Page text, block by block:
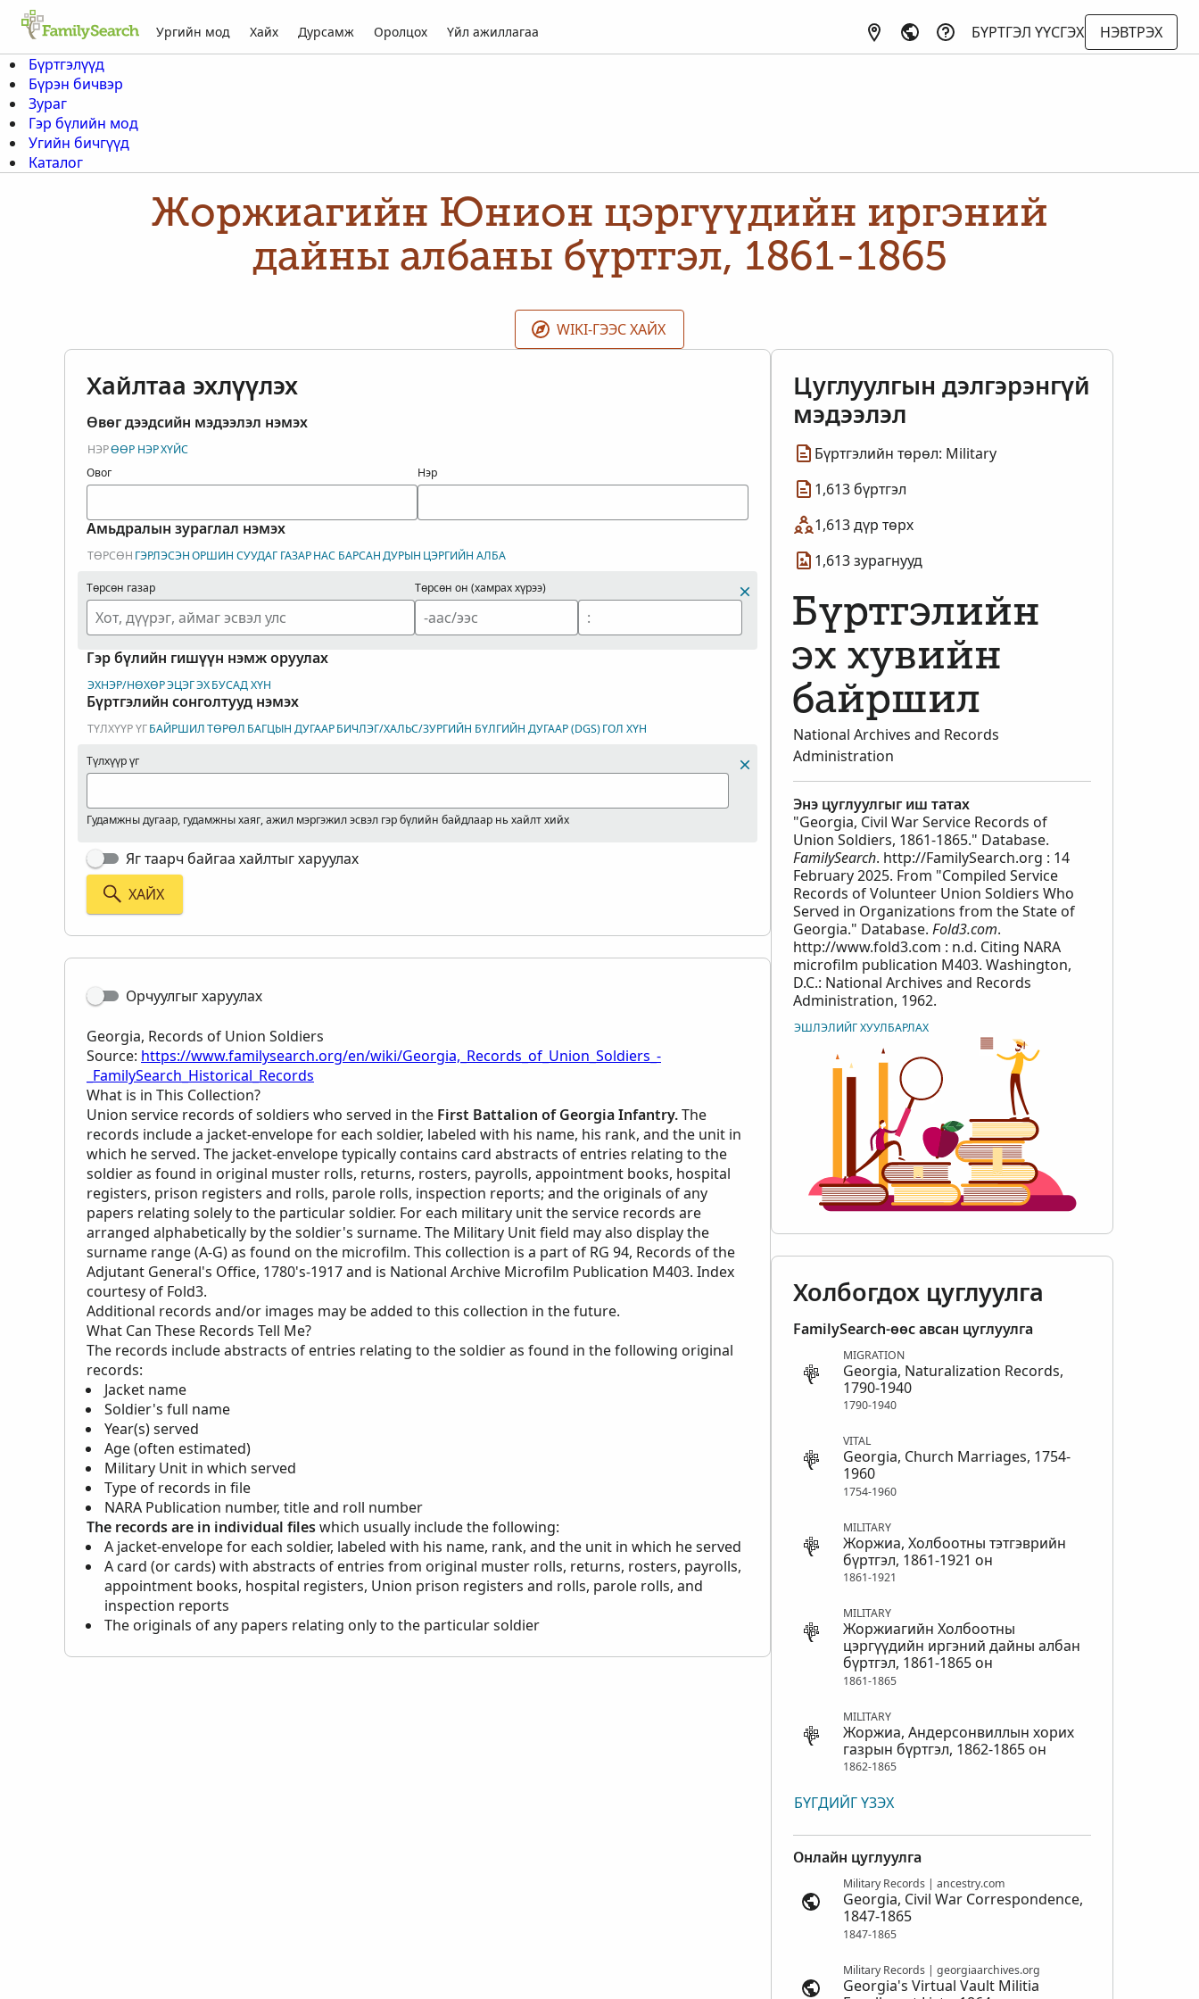
Ургийн мод Хайх Дурсамж Оролцох Үйл ажиллагаа БҮРТГЭЛ ҮҮСГЭХ
НЭВТРЭХ
Бүртгэлүүд
Бүрэн бичвэр
Зураг
Гэр бүлийн мод
Угийн бичгүүд
Каталог
Жоржиагийн Юнион цэргүүдийн иргэний
дайны албаны бүртгэл, 1861-1865
WIKI-ГЭЭС ХАЙХ
Хайлтаа эхлүүлэх
Өвөг дээдсийн мэдээлэл нэмэх
НЭРӨӨР НЭРХҮЙС
Овог
Нэр
Амьдралын зураглал нэмэх
ТӨРСӨН ГЭРЛЭСЭНОРШИН СУУДАГ ГАЗАРНАС БАРСАНДУРЫН ЦЭРГИЙН АЛБА
Төрсөн газар Төрсөн он (хамрах хүрээ)
Гэр бүлийн гишүүн нэмж оруулах
ЭХНЭР/НӨХӨРЭЦЭГЭХБУСАД ХҮН
Бүртгэлийн сонголтууд нэмэх
ТҮЛХҮҮР ҮГБАЙРШИЛТӨРӨЛ БАГЦЫН ДУГААРБИЧЛЭГ/ХАЛЬС/ЗУРГИЙН БҮЛГИЙН ДУГААР (DGS)ГОЛ ХҮН
Түлхүүр үг
Гудамжны дугаар, гудамжны хаяг, ажил мэргэжил эсвэл гэр бүлийн байдлаар нь хайлт хийх
Яг таарч байгаа хайлтыг харуулах
ХАЙХ
Орчуулгыг харуулах
Georgia, Records of Union Soldiers
Source: https://www.familysearch.org/en/wiki/Georgia,_Records_of_Union_Soldiers_-
_FamilySearch_Historical_Records
What is in This Collection?
Union service records of soldiers who served in the First Battalion of Georgia Infantry.The
records include a jacket-envelope for each soldier, labeled with his name, his rank, and the unit in
which he served. The jacket-envelope typically contains card abstracts of entries relating to the
soldier as found in original muster rolls, returns, rosters, payrolls, appointment books, hospital
registers, prison registers and rolls, parole rolls, inspection reports; and the originals of any
papers relating solely to the particular soldier. For each military unit the service records are
arranged alphabetically by the soldier's surname. The Military Unit field may also display the
surname range (A-G) as found on the microfilm. This collection is a part of RG 94, Records of the
Adjutant General's Office, 1780's-1917 and is National Archive Microfilm Publication M403. Index
courtesy of Fold3.
Additional records and/or images may be added to this collection in the future.
What Can These Records Tell Me?
The records include abstracts of entries relating to the soldier as found in the following original
records:
Jacket name
Soldier's full name
Year(s) served
Age (often estimated)
Military Unit in which served
Type of records in file
NARA Publication number, title and roll number
The records are in individual fileswhich usually include the following:
A jacket-envelope for each soldier, labeled with his name, rank, and the unit in which he served
A card (or cards) with abstracts of entries from original muster rolls, returns, rosters, payrolls,
appointment books, hospital registers, Union prison registers and rolls, parole rolls, and
inspection reports
The originals of any papers relating only to the particular soldier
Цуглуулгын дэлгэрэнгүй
мэдээлэл
Бүртгэлийн төрөл: Military
1,613 бүртгэл
1,613 дүр төрх
1,613 зурагнууд
Бүртгэлийн
эх хувийн
байршил
National Archives and Records
Administration
Энэ цуглуулгыг иш татах
"Georgia, Civil War Service Records of
Union Soldiers, 1861-1865." Database.
FamilySearch. http://FamilySearch.org : 14
February 2025. From "Compiled Service
Records of Volunteer Union Soldiers Who
Served in Organizations from the State of
Georgia." Database. Fold3.com.
http://www.fold3.com : n.d. Citing NARA
microfilm publication M403. Washington,
D.C.: National Archives and Records
Administration, 1962.
ЭШЛЭЛИЙГ ХУУЛБАРЛАХ
Холбогдох цуглуулга
FamilySearch-өөс авсан цуглуулга
MIGRATION
Georgia, Naturalization Records,
1790-1940
1790-1940
VITAL
Georgia, Church Marriages, 1754-
1960
1754-1960
MILITARY
Жоржиа, Холбоотны тэтгэврийн
бүртгэл, 1861-1921 он
1861-1921
MILITARY
Жоржиагийн Холбоотны
цэргүүдийн иргэний дайны албан
бүртгэл, 1861-1865 он
1861-1865
MILITARY
Жоржиа, Андерсонвиллын хорих
газрын бүртгэл, 1862-1865 он
1862-1865
БҮГДИЙГ ҮЗЭХ
Онлайн цуглуулга
Military Records | ancestry.com
Georgia, Civil War Correspondence,
1847-1865
1847-1865
Military Records | georgiaarchives.org
Georgia's Virtual Vault Militia